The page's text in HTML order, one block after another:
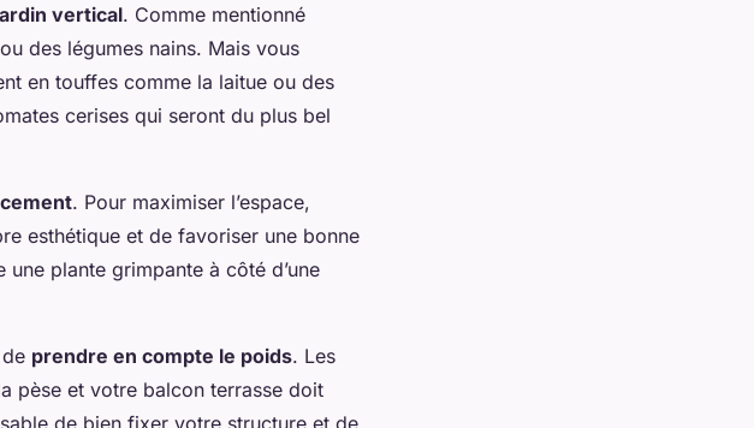
vertical. Comme mentionné
des légumes nains. Mais vous
en touffes comme la laitue ou des
cerises qui seront du plus bel
. Pour maximiser l’espace,
esthétique et de favoriser une bonne
plante grimpante à côté d’une
prendre en compte le poids. Les
pèse et votre balcon terrasse doit
de bien fixer votre structure et de